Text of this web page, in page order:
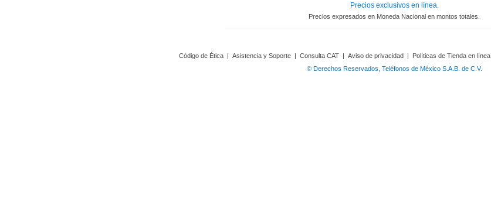
Precios exclusivos en línea.
Precios expresados en Moneda Nacional en montos totales.
Código de Ética | Asistencia y Soporte | Consulta CAT | Aviso de privacidad | Políticas de Tienda en línea
© Derechos Reservados, Teléfonos de México S.A.B. de C.V.